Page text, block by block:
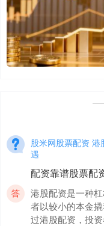
股米网股票配资
遇
配资靠谱股票配
港股配资是一种
者以较小的本金
过港股配资，投